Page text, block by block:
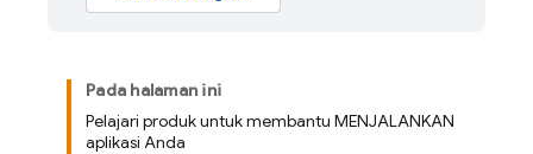
Pada halaman ini
Pelajari produk untuk membantu MENJALANKAN
aplikasi Anda